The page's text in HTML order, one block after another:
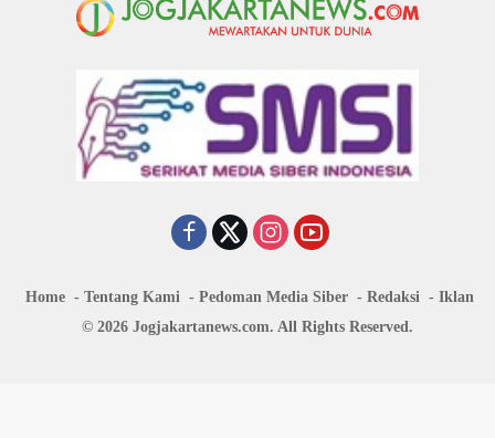
Home Tentang Kami Pedoman Media Siber Redaksi
Iklan
© 2026 Jogjakartanews.com. All Rights Reserved.